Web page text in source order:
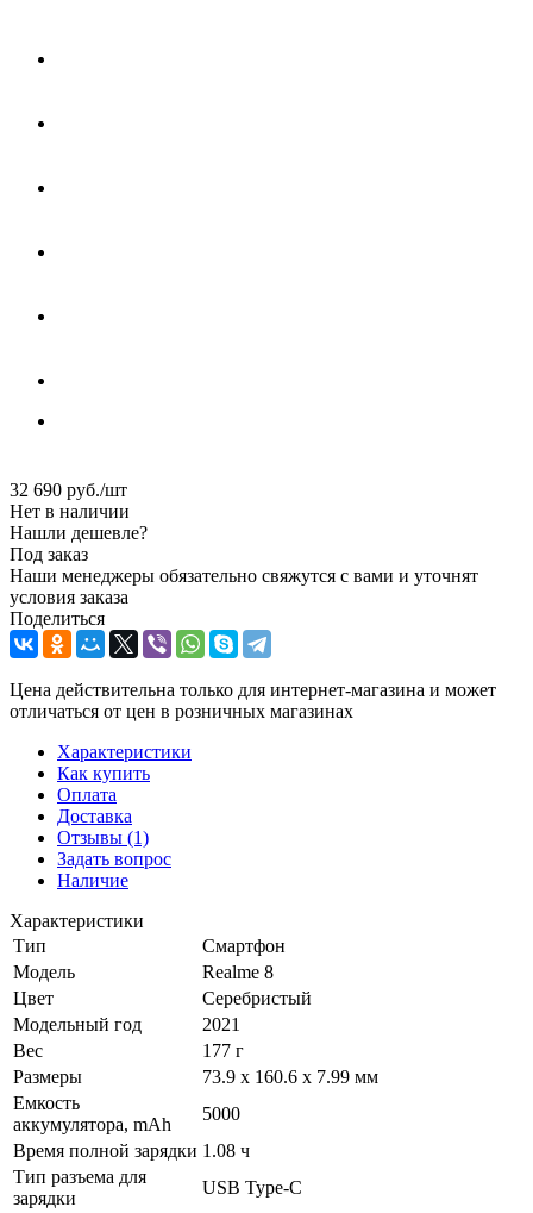
32 690 руб./шт
Нет в наличии
Нашли дешевле?
Под заказ
Наши менеджеры обязательно свяжутся с вами и уточнят
условия заказа
Поделиться
Цена действительна только для интернет-магазина и может
отличаться от цен в розничных магазинах
Характеристики
Как купить
Оплата
Доставка
Отзывы (1)
Задать вопрос
Наличие
Характеристики
Тип
Смартфон
Модель
Realme 8
Цвет
Серебристый
Модельный год
2021
Вес
177 г
Размеры
73.9 x 160.6 x 7.99 мм
Емкость
аккумулятора, mAh
5000
Время полной зарядки 1.08 ч
Тип разъема для
зарядки
USB Type-C